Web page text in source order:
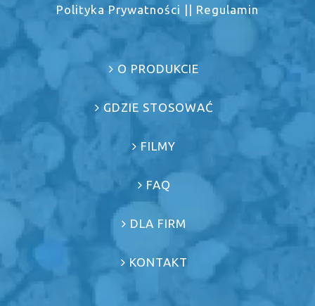
Polityka Prywatności || Regulamin
O PRODUKCIE
GDZIE STOSOWAĆ
FILMY
FAQ
DLA FIRM
KONTAKT